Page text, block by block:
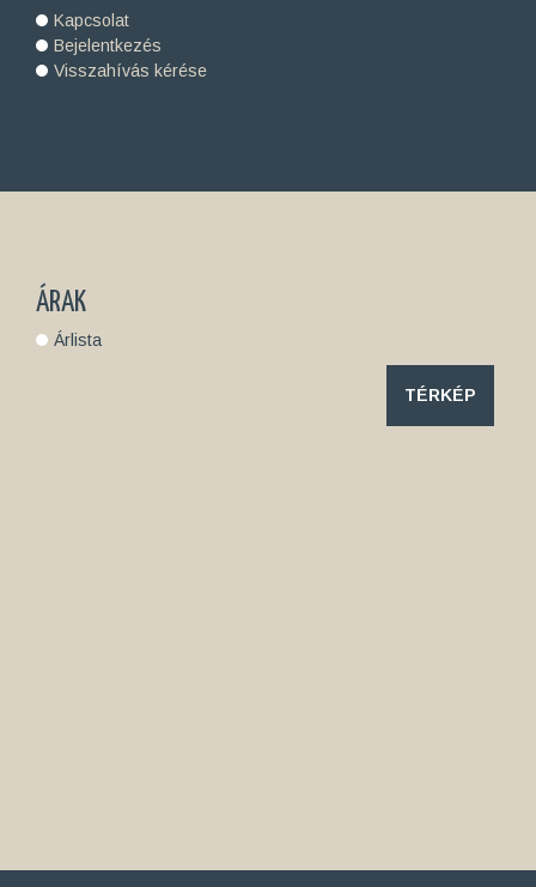
Kapcsolat
Bejelentkezés
Visszahívás kérése
ÁRAK
Árlista
TÉRKÉP